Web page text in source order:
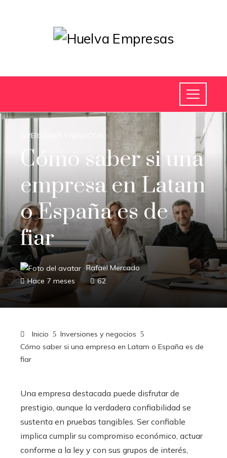
INVERSIONES Y NEGOCIOS
Cómo saber si una
empresa en Latam
o España es de
fiar
Rafael Mercado
Hace 7 meses
62
Inicio
Inversiones y negocios
Cómo saber si una empresa en Latam o España es de
fiar
Una empresa destacada puede disfrutar de
prestigio, aunque la verdadera confiabilidad se
sustenta en pruebas tangibles. Ser confiable
implica cumplir su compromiso económico, actuar
conforme a la ley y con sus grupos de interés,